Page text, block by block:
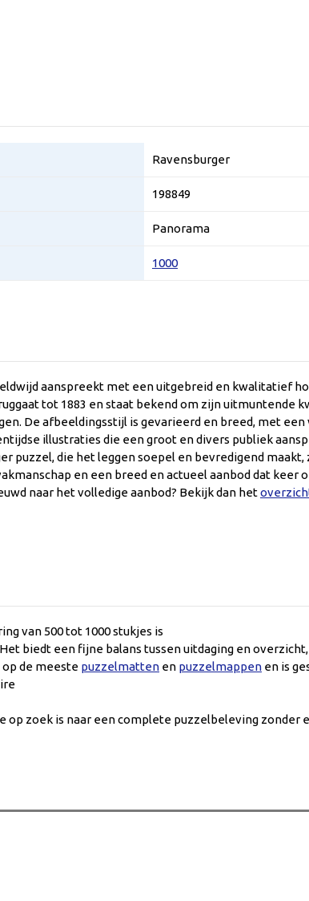
Ravensburger
198849
Panorama
1000
aanspreekt met een uitgebreid en kwalitatief
tot 1883 en staat bekend om zijn uitmuntende
De afbeeldingsstijl is gevarieerd en breed, met
illustraties die een groot en divers publiek
puzzel, die het leggen soepel en bevredigend
en een breed en actueel aanbod dat
naar het volledige aanbod? Bekijk dan het
van 500 tot 1000 stukjes is
biedt een fijne balans tussen uitdaging en
de meeste puzzelmatten en puzzelmappen en is
op zoek is naar een complete puzzelbeleving zonder